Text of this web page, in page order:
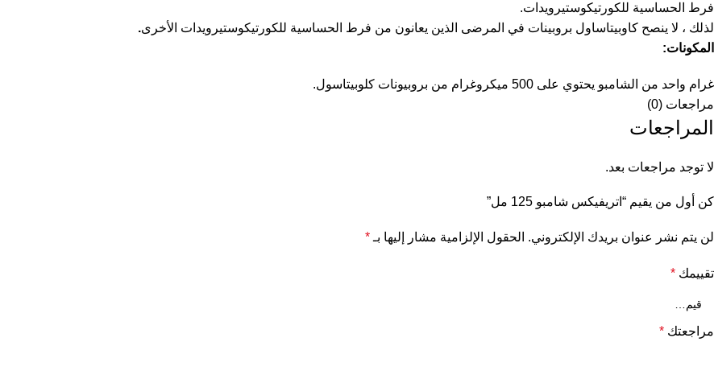
فرط الحساسية للكورتيكوستيرويدات.
لذلك ، لا ينصح كاوبيتاساول بروبينات في المرضى الذين يعانون من فرط الحساسية للكورتيكوستيرويدات الأخرى.
المكونات:
غرام واحد من الشامبو يحتوي على 500 ميكروغرام من بروبيونات كلوبيتاسول.
مراجعات (0)
المراجعات
لا توجد مراجعات بعد.
كن أول من يقيم “اتريفيكس شامبو 125 مل”
لن يتم نشر عنوان بريدك الإلكتروني. الحقول الإلزامية مشار إليها بـ *
تقييمك *
مراجعتك *